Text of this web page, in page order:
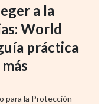
a la
World
práctica
para la Protección